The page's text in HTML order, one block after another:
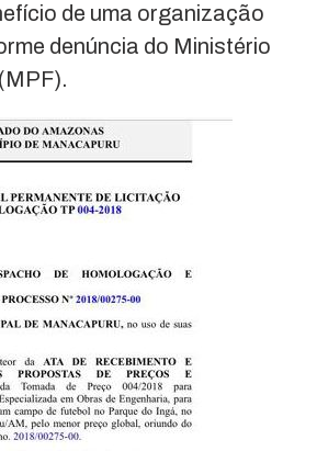
de uma organização
denúncia do Ministério